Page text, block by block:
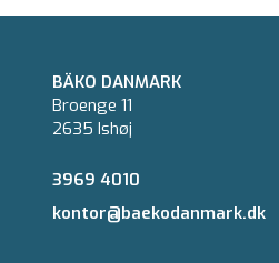
BÄKO DANMARK
Broenge 11
2635 Ishøj
3969 4010
kontor@baekodanmark.dk